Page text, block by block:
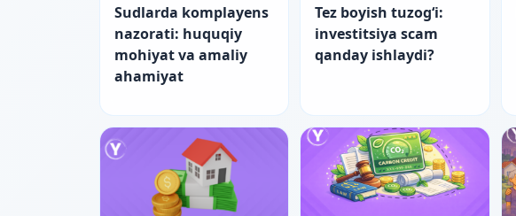
Sudlarda komplayens
nazorati: huquqiy
mohiyat va amaliy
ahamiyat
Tez boyish tuzog‘i:
investitsiya scam
qanday ishlaydi?